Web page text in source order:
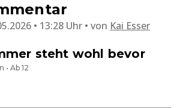
• 13:28 Uhr von Kai Esser
steht wohl bevor
• Ab 12